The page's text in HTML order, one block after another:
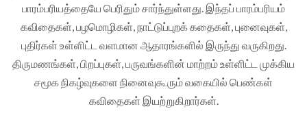
பாரம்பரியத்தையே பெரிதும் சார்ந்துள்ளது. இந்தப் பாரம்பரியம்
கவிதைகள், பழமொழிகள், நாட்டுப்புறக் கதைகள், புனைவுகள்,
புதிர்கள் உள்ளிட்ட வளமான ஆதாரங்களில் இருந்து வருகிறது.
திருமணங்கள், பிறப்புகள், பருவங்களின் மாற்றம் உள்ளிட்ட முக்கிய
சமூக நிகழ்வுகளை நினைவுகூரும் வகையில் பெண்கள்
கவிதைகள் இயற்றுகிறார்கள்.